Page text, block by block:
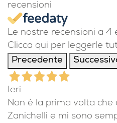
recensioni
Le nostre recensioni a 4
Clicca qui per leggerle
Precedente
Ieri
Non è la prima volta che
Zanichelli e mi sono